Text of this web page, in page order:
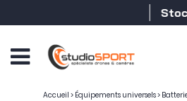
Stock
Accueil > Équipements universels>